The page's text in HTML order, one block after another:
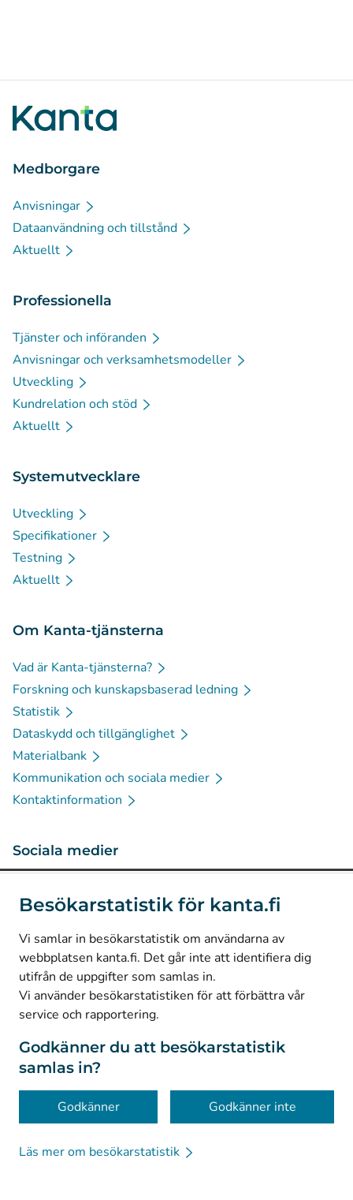
Besökarstatistik för kanta.fi
Vi samlar in besökarstatistik om användarna av
webbplatsen kanta.fi. Det går inte att identifiera dig
utifrån de uppgifter som samlas in.
Vi använder besökarstatistiken för att förbättra vår
service och rapportering.
Godkänner du att besökarstatistik
samlas in?
Godkänner Godkänner inte
Läs mer om besökarstatistik
Medborgare
Anvisningar
Dataanvändning och tillstånd
Aktuellt
Professionella
Tjänster och införanden
Anvisningar och verksamhetsmodeller
Utveckling
Kundrelation och stöd
Aktuellt
Systemutvecklare
Utveckling
Specifikationer
Testning
Aktuellt
Om Kanta-tjänsterna
Vad är Kanta-tjänsterna?
Forskning och kunskapsbaserad ledning
Statistik
Dataskydd och tillgänglighet
Materialbank
Kommunikation och sociala medier
Kontaktinformation
Sociala medier
LinkedIn(Avautuu uuteen välilehteen)
Facebook
Avautuu uuteen välilehteen)
© Kanta-Palvelut, Kansaneläkelaitos
Dataskydd
Om webbplatsen
Tillgänglighet
Kakor